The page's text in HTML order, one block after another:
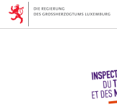
Zur
Navigation
Zum
Inhalt